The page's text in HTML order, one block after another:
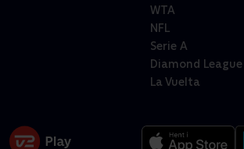
WTA
NFL
Serie A
Diamond League
La Vuelta